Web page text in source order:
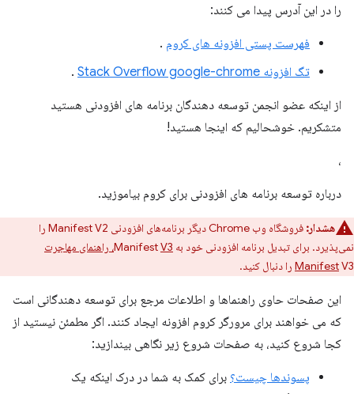
را در این آدرس پیدا می کنند:
فهرست پستی افزونه های کروم .
تگ افزونه Stack Overflow google-chrome
.
از اینکه عضو انجمن توسعه دهندگان برنامه های افزودنی هستید
متشکریم. خوشحالیم که اینجا هستید!
،
درباره توسعه برنامه های افزودنی برای کروم بیاموزید.
هشدار:
فروشگاه وب Chrome دیگر برنامه‌های افزودنی Manifest V2 را
نمی‌پذیرد. برای تبدیل برنامه افزودنی خود به Manifest
V3، راهنمای مهاجرت
ManifestV3 را دنبال کنید.
این صفحات حاوی راهنماها و اطلاعات مرجع برای توسعه دهندگانی است
که می خواهند برای مرورگر کروم افزونه ایجاد کنند. اگر مطمئن نیستید از
کجا شروع کنید، به صفحات شروع زیر نگاهی بیندازید:
پسوندها چیست؟ برای کمک به شما در درک اینکه یک